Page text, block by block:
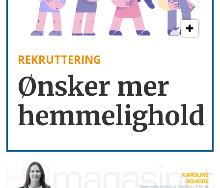
REKRUTTERING
Ønsker mer
hemmelighold